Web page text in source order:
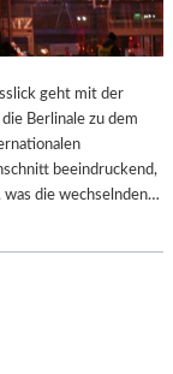
geht mit der
Berlinale zu dem
beeindruckend,
was die wechselnden…